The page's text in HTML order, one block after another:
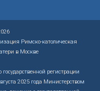
Римско-католическая
в Москве
регистрации
2025 года Министерством